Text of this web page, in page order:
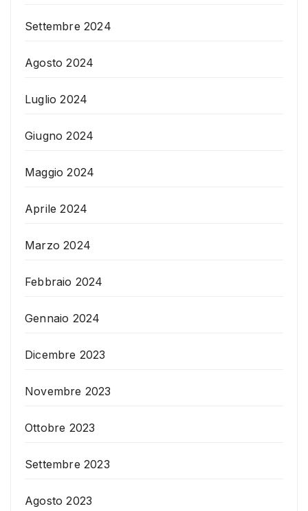
Settembre 2024
Agosto 2024
Luglio 2024
Giugno 2024
Maggio 2024
Aprile 2024
Marzo 2024
Febbraio 2024
Gennaio 2024
Dicembre 2023
Novembre 2023
Ottobre 2023
Settembre 2023
Agosto 2023